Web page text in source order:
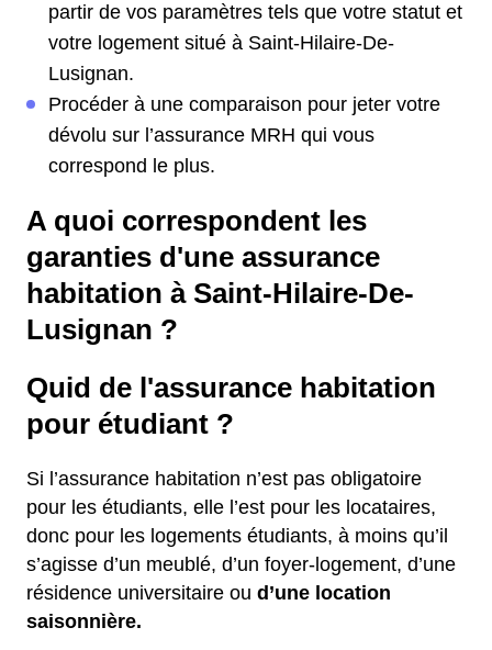
partir de vos paramètres tels que votre statut et
votre logement situé à Saint-Hilaire-De-
Lusignan.
Procéder à une comparaison pour jeter votre
dévolu sur l’assurance MRH qui vous
correspond le plus.
A quoi correspondent les
garanties d'une assurance
habitation à Saint-Hilaire-De-
Lusignan ?
Quid de l'assurance habitation
pour étudiant ?
Si l’assurance habitation n’est pas obligatoire
pour les étudiants, elle l’est pour les locataires,
donc pour les logements étudiants, à moins qu’il
s’agisse d’un meublé, d’un foyer-logement, d’une
résidence universitaire ou d’une location
saisonnière.